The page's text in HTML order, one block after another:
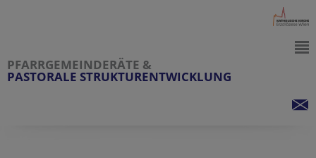
PFARRGEMEINDERÄTE &
PASTORALE STRUKTURENTWICKLUNG